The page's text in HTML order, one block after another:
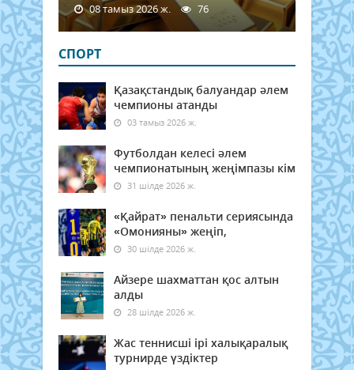
08 тамыз 2026 ж. 76
СПОРТ
Қазақстандық балуандар әлем
чемпионы атанды
03 тамыз 2026 ж.
Футболдан келесі әлем
чемпионатының жеңімпазы кім
31 шілде 2026 ж.
«Қайрат» пенальти сериясында
«Омонияны» жеңіп,
30 шілде 2026 ж.
Айзере шахматтан қос алтын
алды
28 шілде 2026 ж.
Жас теннисші ірі халықаралық
турнирде үздіктер